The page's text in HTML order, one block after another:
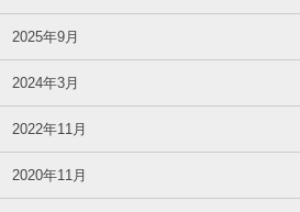
2025年9月
2024年3月
2022年11月
2020年11月